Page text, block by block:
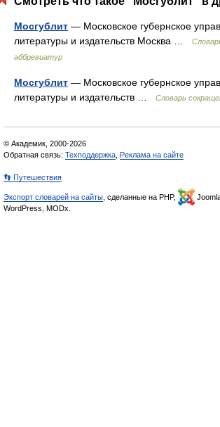
Мосгублит — Московское губернское
литературы и издательств Москва …
аббревиатур
Мосгублит — Московское губернское
литературы и издательств …
Словарь
© Академик, 2000-2026
Обратная связь: Техподдержка Реклама на сайте
👣 Путешествия
Экспорт словарей на сайты , сделанные на PHP,
WordPress, MODx.